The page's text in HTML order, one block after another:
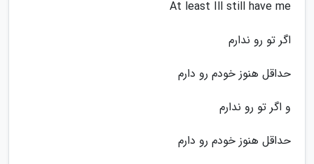
At least Ill still have me
اگر تو رو ندارم
حداقل هنوز خودم رو دارم
و اگر تو رو ندارم
حداقل هنوز خودم رو دارم